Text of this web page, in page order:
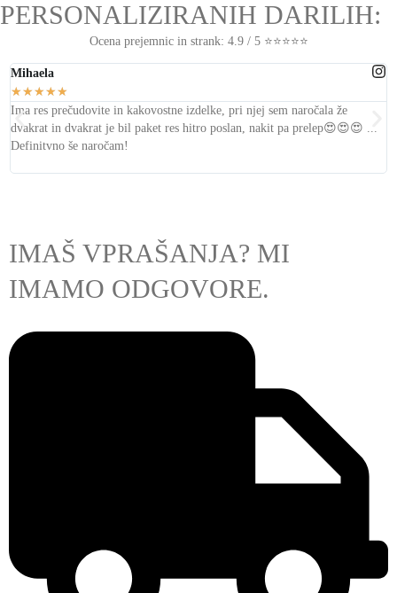
PERSONALIZIRANIH DARILIH:
Ocena prejemnic in strank: 4.9 / 5 ⭐⭐⭐⭐⭐
Mihaela
★★★★★
Ima res prečudovite in kakovostne izdelke, pri njej sem naročala že
dvakrat in dvakrat je bilpaket res hitro poslan, nakit pa prelep😍😍😍 ...
Definitvno še naročam!
IMAŠ VPRAŠANJA? MI
IMAMO ODGOVORE.